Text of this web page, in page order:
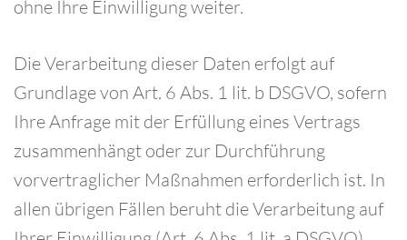
ohne Ihre Einwilligung weiter.
Die Verarbeitung dieser Daten erfolgt auf
Grundlage von Art. 6 Abs. 1 lit. b DSGVO, sofern
Ihre Anfrage mit der Erfüllung eines Vertrags
zusammenhängt oder zur Durchführung
vorvertraglicher Maßnahmen erforderlich ist. In
allen übrigen Fällen beruht die Verarbeitung auf